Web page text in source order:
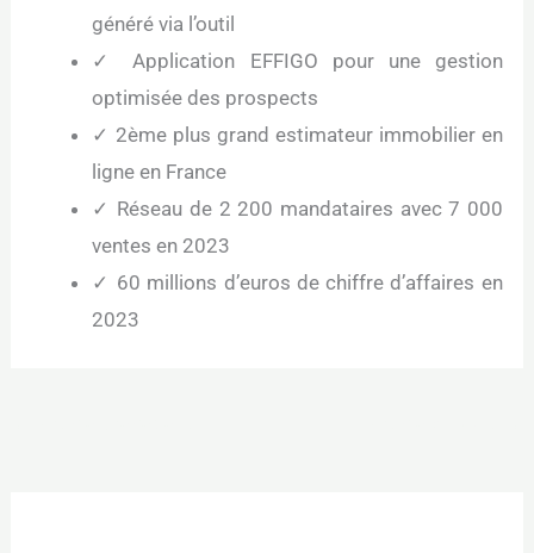
généré via l’outil
✓ Application EFFIGO pour une gestion
optimisée des prospects
✓ 2ème plus grand estimateur immobilier en
ligne en France
✓ Réseau de 2 200 mandataires avec 7 000
ventes en 2023
✓ 60 millions d’euros de chiffre d’affaires en
2023